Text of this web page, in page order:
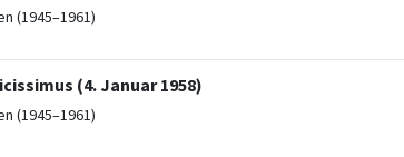
(1945–1961)
(4. Januar 1958)
(1945–1961)